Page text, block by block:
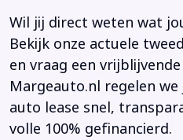
Wil jij direct weten wat
Bekijk onze actuele
en vraag een
Margeauto.nl regelen
auto lease snel,
volle 100% gefinancierd.